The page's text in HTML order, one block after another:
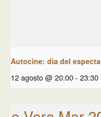
Autocine: día del
12 agosto @ 20:00- 23:30